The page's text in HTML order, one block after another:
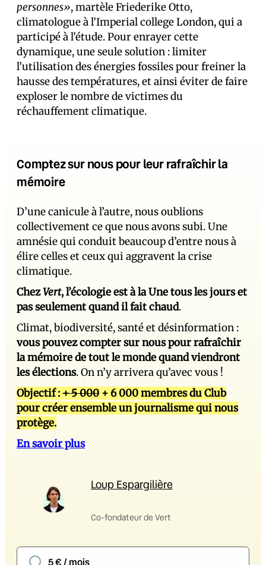
personnes», martèle Friederike Otto,
climatologue à l’Imperial college London, qui a
participé à l’étude. Pour enrayer cette
dynamique, une seule solution : limiter
l’utilisation des énergies fossiles pour freiner la
hausse des températures, et ainsi éviter de faire
exploser le nombre de victimes du
réchauffement climatique.
Comptez sur nous pour leur rafraîchir la
mémoire
D’une canicule à l’autre, nous oublions
collectivement ce que nous avons subi. Une
amnésie qui conduit beaucoup d’entre nous à
élire celles et ceux qui aggravent la crise
climatique.
ChezVert, l’écologie est à la Une tous les jours et
pas seulement quand il fait chaud.
Climat, biodiversité, santé et désinformation :
vous pouvez compter sur nous pour rafraîchir
la mémoire de tout le monde quand viendront
les élections. On n’y arrivera qu’avec vous !
Objectif :+ 5 000 + 6 000 membres du Club
pour créer ensemble un journalisme qui nous
protège.
En savoir plus
Loup Espargilière
Co-fondateur de Vert
5 € / mois